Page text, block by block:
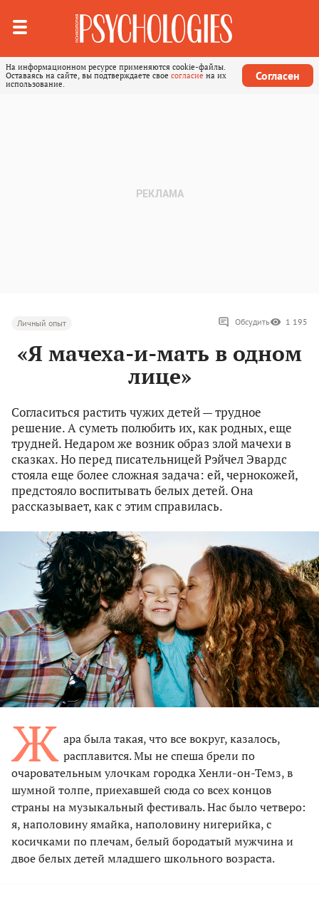
На информационном ресурсе применяются cookie-файлы.
Оставаясь на сайте, вы подтверждаете свое согласие на их
использование.
Согласен
Личный опыт Обсудить 1 195
«Я мачеха-и-мать в одном
лице»
Согласиться растить чужих детей — трудное
решение. А суметь полюбить их, как родных, еще
трудней. Недаром же возник образ злой мачехи в
сказках. Но перед писательницей Рэйчел Эвардс
стояла еще более сложная задача: ей, чернокожей,
предстояло воспитывать белых детей. Она
рассказывает, как с этим справилась.
Ж ара была такая, что все вокруг, казалось,
расплавится. Мы не спеша брели по
очаровательным улочкам городка Хенли-он-Темз, в
шумной толпе, приехавшей сюда со всех концов
страны на музыкальный фестиваль. Нас было четверо:
я, наполовину ямайка, наполовину нигерийка, с
косичками по плечам, белый бородатый мужчина и
двое белых детей младшего школьного возраста.